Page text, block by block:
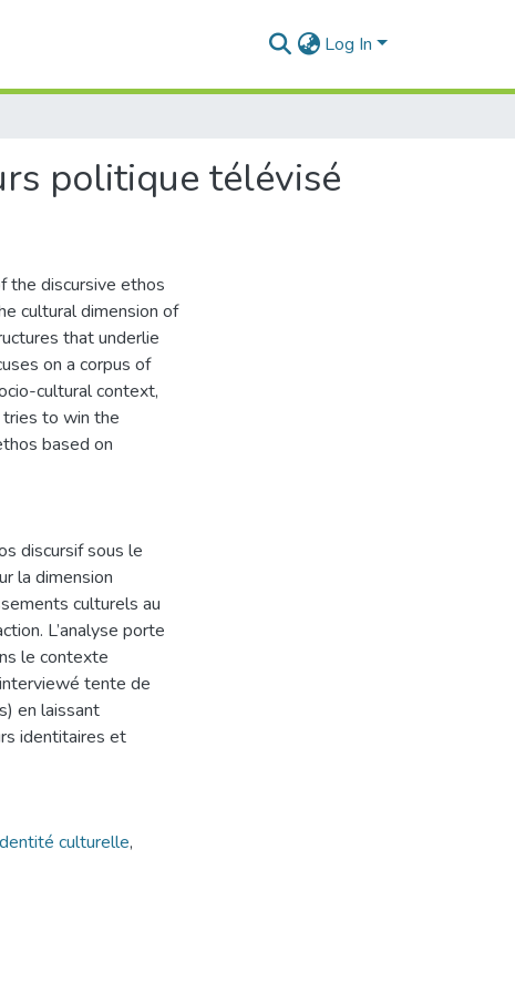
Log In
politique télévisé
the discursive ethos
cultural dimension of
that underlie
on a corpus of
cultural context,
to win the
based on
discursif sous le
la dimension
culturels au
L’analyse porte
le contexte
tente de
en laissant
identitaires et
culturelle,